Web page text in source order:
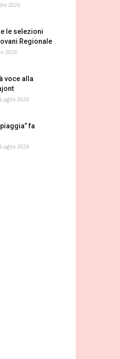
2026
le selezioni
Regionale
2026
voce alla
2026
fa
2026